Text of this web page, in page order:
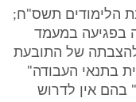
הלימודים תשס"ח;
בפגיעה במעמד
של התובעת
בתנאי העבודה"
בהם אין לדרוש